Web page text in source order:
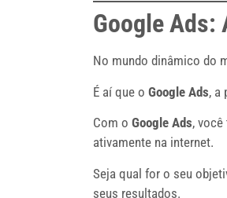
Google Ads:
No mundo dinâmico do
É aí que o Google Ads, a
Com o Google Ads,
ativamente na internet.
Seja qual for o seu
seus resultados.